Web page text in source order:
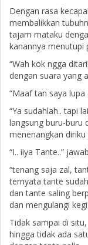
Dengan rasa
membalikkan
tajam mataku
kanannya menutupi
“Wah kok ngga
dengan suara yang
“Maaf tan saya lupa
“Ya sudahlah.. tapi
langsung buru-buru
menenangkan
“I.. iiya Tante..”
“tenang saja zal,
ternyata tante
dan tante saling
dan mengulangi
Tidak sampai di
hingga tidak ada